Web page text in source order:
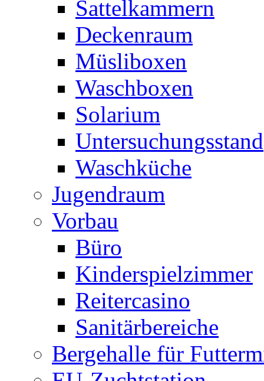
Sattelkammern
Deckenraum
Müsliboxen
Waschboxen
Solarium
Untersuchungsstand
Waschküche
Jugendraum
Vorbau
Büro
Kinderspielzimmer
Reitercasino
Sanitärbereiche
Bergehalle für